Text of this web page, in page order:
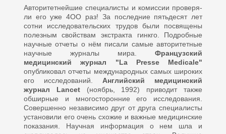
Авторитетнейшие специалисты и комиссии проверя­
ли его уже 4ОО раз! За последние пятьдесят лет
сотни исследовательских трудов были посвящены
полезным свойствам экстракта гинкго. Подробные
научные отче­ты о нём писали самые автори­тетные
научные журналы мира.Французский
медицинский журнал "La Presse Medicale"
опубликовал отчеты международных самых широких
его исследований. Английский медицинский
журнал Lancet(ноябрь, 1992) приводит также
обширные и многосторонние его исследования.
Совершенно независимо друг от друга специа­листы
установили его очень схо­жие и важные медицинские
пока­зания. Научная информация о нем шла и